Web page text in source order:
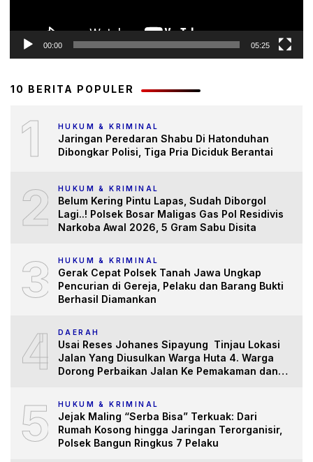
00:00 05:25
10 BERITA POPULER
1 HUKUM & KRIMINAL
Jaringan Peredaran Shabu Di Hatonduhan
Dibongkar Polisi, Tiga Pria Diciduk Berantai
2 HUKUM & KRIMINAL
Belum Kering Pintu Lapas, Sudah Diborgol
Lagi..! Polsek Bosar Maligas Gas Pol Residivis
Narkoba Awal 2026, 5 Gram Sabu Disita
3 HUKUM & KRIMINAL
Gerak Cepat Polsek Tanah Jawa Ungkap
Pencurian di Gereja, Pelaku dan Barang Bukti
Berhasil Diamankan
4 DAERAH
Usai Reses Johanes Sipayung Tinjau Lokasi
Jalan Yang Diusulkan Warga Huta 4. Warga
Dorong Perbaikan Jalan Ke Pemakaman dan
5 HUKUM & KRIMINAL
Jejak Maling “Serba Bisa” Terkuak: Dari
Rumah Kosong hingga Jaringan Terorganisir,
Polsek Bangun Ringkus 7 Pelaku